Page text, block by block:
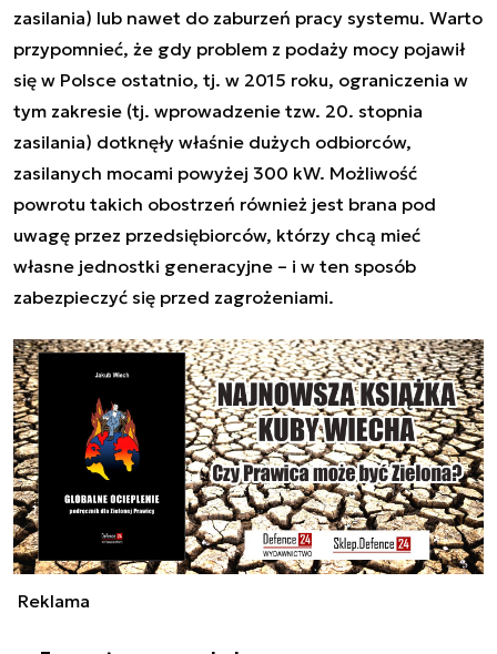
zasilania) lub nawet do zaburzeń pracy systemu. Warto
przypomnieć, że gdy problem z podaży mocy pojawił
się w Polsce ostatnio, tj. w 2015 roku, ograniczenia w
tym zakresie (tj. wprowadzenie tzw. 20. stopnia
zasilania) dotknęły właśnie dużych odbiorców,
zasilanych mocami powyżej 300 kW. Możliwość
powrotu takich obostrzeń również jest brana pod
uwagę przez przedsiębiorców, którzy chcą mieć
własne jednostki generacyjne – i w ten sposób
zabezpieczyć się przed zagrożeniami.
Reklama